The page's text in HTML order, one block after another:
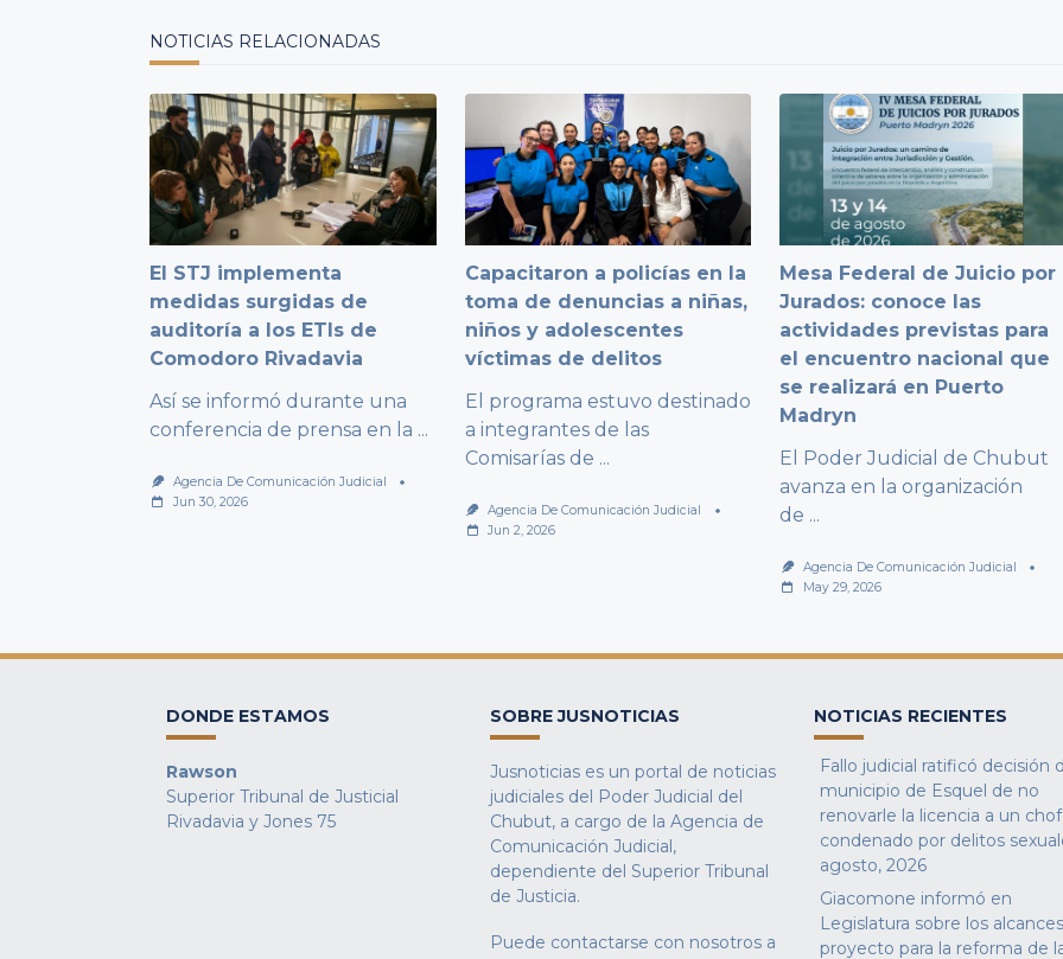
NOTICIAS RELACIONADAS
El STJ implementa
medidas surgidas de
auditoría a los ETIs de
Comodoro Rivadavia
Así se informó durante una
conferencia de prensa en la ...
Agencia De Comunicación Judicial
Jun 30, 2026
Capacitaron a policías en la
toma de denuncias a niñas,
niños y adolescentes
víctimas de delitos
El programa estuvo destinado
a integrantes de las
Comisarías de ...
Agencia De Comunicación Judicial
Jun 2, 2026
Mesa Federal de Juicio por
Jurados: conoce las
actividades previstas para
el encuentro nacional que
se realizará en Puerto
Madryn
El Poder Judicial de Chubut
avanza en la organización
de ...
Agencia De Comunicación Judicial
May 29, 2026
DONDE ESTAMOS
Rawson
Superior Tribunal de Justicial
Rivadavia y Jones 75
SOBRE JUSNOTICIAS
Jusnoticias es un portal de noticias
judiciales del Poder Judicial del
Chubut, a cargo de la Agencia de
Comunicación Judicial,
dependiente del Superior Tribunal
de Justicia.
Puede contactarse con nosotros a
NOTICIAS RECIENTES
Fallo judicial ratificó decisión
municipio de Esquel de no
renovarle la licencia a un
condenado por delitos
agosto, 2026
Giacomone informó en
Legislatura sobre los
proyecto para la reforma de